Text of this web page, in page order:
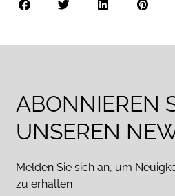
ABONNIEREN
UNSEREN
Melden Sie sich an, um
zu erhalten